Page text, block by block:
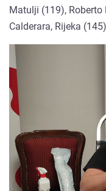
Matulji (119),
Calderara, Rijeka